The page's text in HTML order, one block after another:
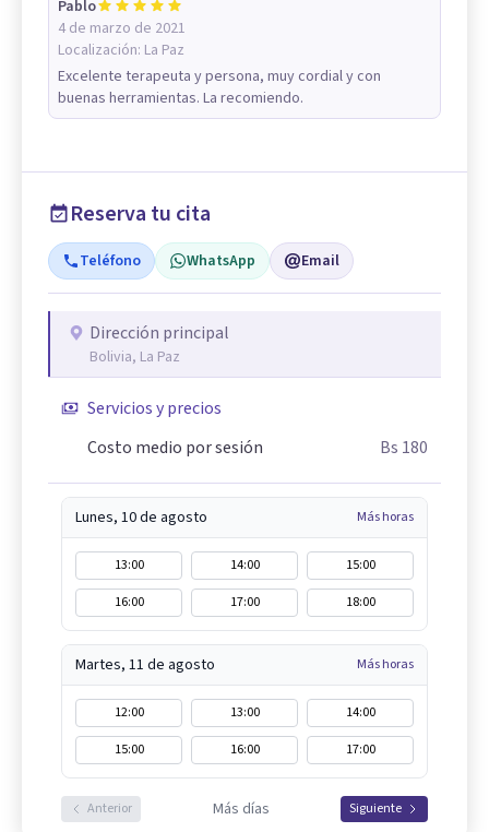
Pablo
4 de marzo de 2021
Localización: La Paz
Excelente terapeuta y persona, muy cordial y con
buenas herramientas. La recomiendo.
Reserva tu cita
Teléfono WhatsApp Email
Dirección principal
Bolivia, La Paz
Servicios y precios
Costo medio por sesión
Bs 180
Lunes, 10 de agosto Más horas
13:00 14:00
15:00
16:00
17:00 18:00
Martes, 11 de agosto Más horas
12:00 13:00
14:00
15:00
16:00 17:00
Anterior Más días Siguiente